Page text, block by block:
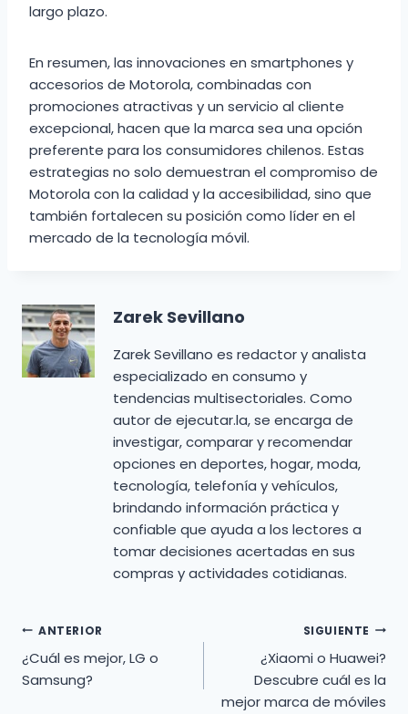
largo plazo.
En resumen, las innovaciones en smartphones y
accesorios de Motorola, combinadas con
promociones atractivas y un servicio al cliente
excepcional, hacen que la marca sea una opción
preferente para los consumidores chilenos. Estas
estrategias no solo demuestran el compromiso de
Motorola con la calidad y la accesibilidad, sino que
también fortalecen su posición como líder en el
mercado de la tecnología móvil.
Zarek Sevillano
Zarek Sevillano es redactor y analista
especializado en consumo y
tendencias multisectoriales. Como
autor de ejecutar.la, se encarga de
investigar, comparar y recomendar
opciones en deportes, hogar, moda,
tecnología, telefonía y vehículos,
brindando información práctica y
confiable que ayuda a los lectores a
tomar decisiones acertadas en sus
compras y actividades cotidianas.
Navegación
de
ANTERIOR
¿Cuál es mejor, LG o
Samsung?
SIGUIENTE
¿Xiaomi o Huawei?
Descubre cuál es la
mejor marca de móviles